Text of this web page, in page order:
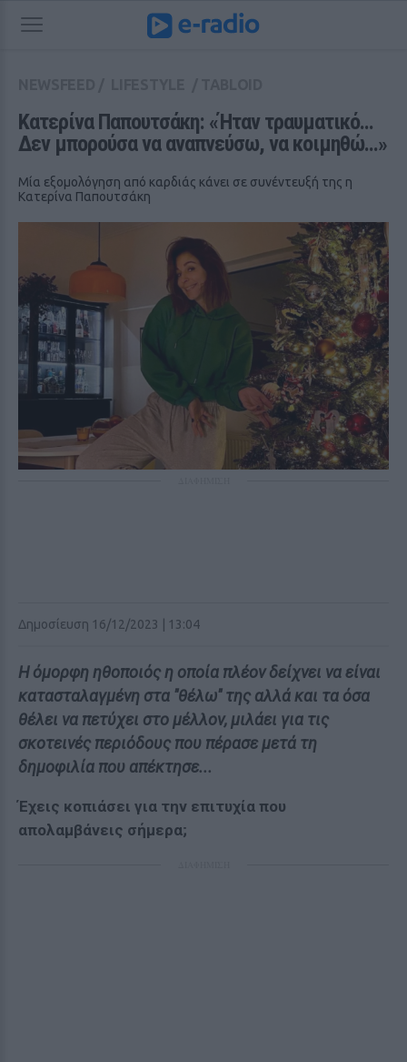
Κατερίνα Παπουτσάκη: «Ήταν τραυματικό...
Δεν μπορούσα να αναπνεύσω, να κοιμηθώ...»
Μία εξομολόγηση από καρδιάς κάνει σε συνέντευξή της η
Κατερίνα Παπουτσάκη
Δημοσίευση 16/12/2023 | 13:04
Η όμορφη ηθοποιός η οποία πλέον δείχνει να είναι
κατασταλαγμένη στα ''θέλω'' της αλλά και τα όσα
θέλει να πετύχει στο μέλλον, μιλάει για τις
σκοτεινές περιόδους που πέρασε μετά τη
δημοφιλία που απέκτησε...
Έχεις κοπιάσει για την επιτυχία που
απολαμβάνεις σήμερα;